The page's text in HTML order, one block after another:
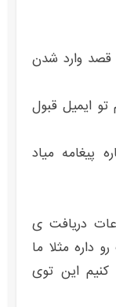
قصد وارد شدن
ایمیل قبول
پیغامه میاد
دریافت ی
داره مثلا ما
این توی